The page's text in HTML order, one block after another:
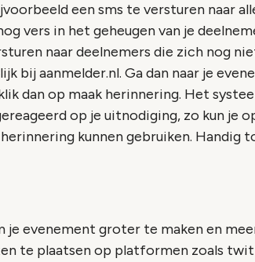
een sms te versturen naar
vers in het geheugen van je
naar deelnemers die zich nog
bij aanmelder.nl. Ga dan naar je
dan op maak herinnering. Het
op je uitnodiging, zo kun je
kunnen gebruiken. Handig
je evenement groter te maken en
te plaatsen op platformen zoals